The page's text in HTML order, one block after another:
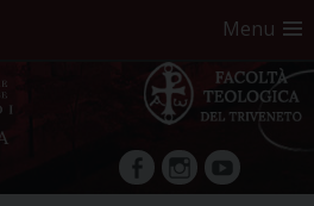
Menu
facebookInstagram
YouTube